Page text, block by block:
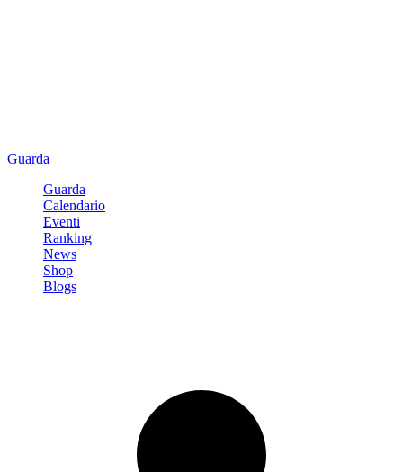
Guarda
Guarda
Calendario
Eventi
Ranking
News
Shop
Blogs